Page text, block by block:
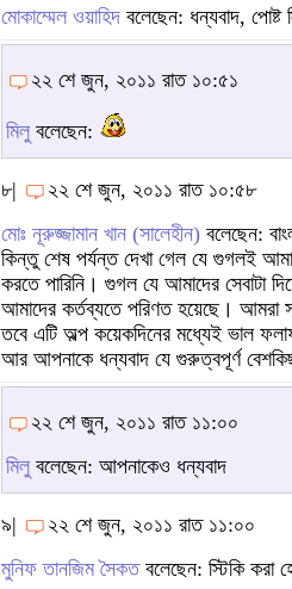
মোকাম্মেল ওয়াহিদ বলেছেন: ধন্যবাদ, পোষ্ট
২২ শে জুন, ২০১১ রাত ১০:৫১
মিলু বলেছেন:
৮|
২২ শে জুন, ২০১১ রাত ১০:৫৮
মোঃ নূরুজ্জামান খান (সালেহীন) বলেছেন:
কিন্তু শেষ পর্যন্ত দেখা গেল যে গুগলই
করতে পারিনি। গুগল যে আমাদের সেবাটা
আমাদের কর্তব্যতে পরিণত হয়েছে। আমরা
তবে এটি অল্প কয়েকদিনের মধ্যেই ভাল
আর আপনাকে ধন্যবাদ যে গুরুত্বপূর্ণ
২২ শে জুন, ২০১১ রাত ১১:০০
মিলু বলেছেন: আপনাকেও ধন্যবাদ
৯|
২২ শে জুন, ২০১১ রাত ১১:০০
মুনিফ তানজিম সৈকতবলেছেন: স্টিকি করা